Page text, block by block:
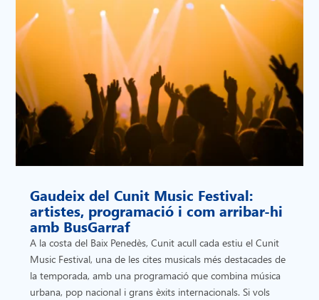
Gaudeix del Cunit Music Festival:
artistes, programació i com arribar-hi
amb BusGarraf
A la costa del Baix Penedès, Cunit acull cada estiu el Cunit
Music Festival, una de les cites musicals més destacades de
la temporada, amb una programació que combina música
urbana, pop nacional i grans èxits internacionals. Si vols